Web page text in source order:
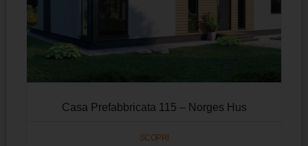
Casa Prefabbricata 115 – Norges Hus
SCOPRI